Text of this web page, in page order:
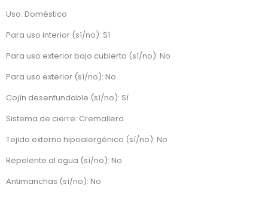
Uso: Doméstico
Para uso interior (sí/no): Sí
Para uso exterior bajo cubierto (sí/no): No
Para uso exterior (sí/no): No
Cojín desenfundable (sí/no): Sí
Sistema de cierre: Cremallera
Tejido externo hipoalergénico (sí/no): No
Repelente al agua (sí/no): No
Antimanchas (sí/no): No